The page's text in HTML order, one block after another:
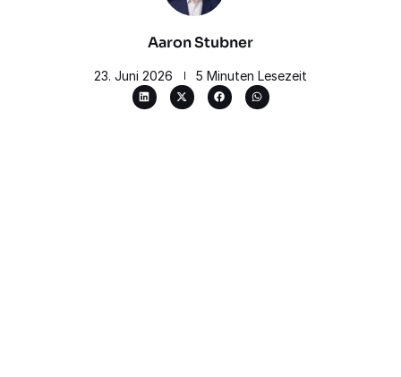
Aaron Stubner
23. Juni 2026 5 Minuten Lesezeit